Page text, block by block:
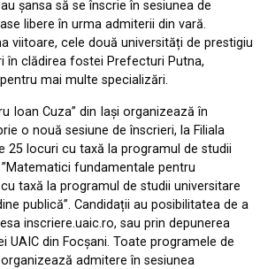
șansa să se înscrie în sesiunea de
libere în urma admiterii din vară.
viitoare, cele două universități de prestigiu
în clădirea fostei Prefecturi Putna,
mai multe specializări.
Ioan Cuza” din Iași organizează în
o nouă sesiune de înscrieri, la Filiala
25 locuri cu taxă la programul de studii
fundamentale pentru
taxă la programul de studii universitare
publică”. Candidații au posibilitatea de a
inscriere.uaic.ro, sau prin depunerea
UAIC din Focșani. Toate programele de
admitere în sesiunea